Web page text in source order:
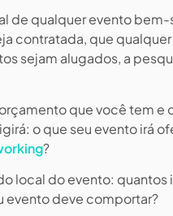
de qualquer evento
contratada, que
sejam alugados, a
que você tem e
o que seu evento irá
?
local do evento: quantos
evento deve comportar?